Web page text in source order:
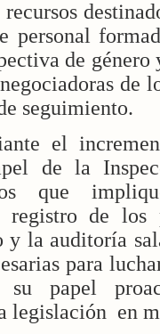
personal
de
de
seguimiento.
el
de la
que
registro de
la auditoría
para
su papel
legislación en